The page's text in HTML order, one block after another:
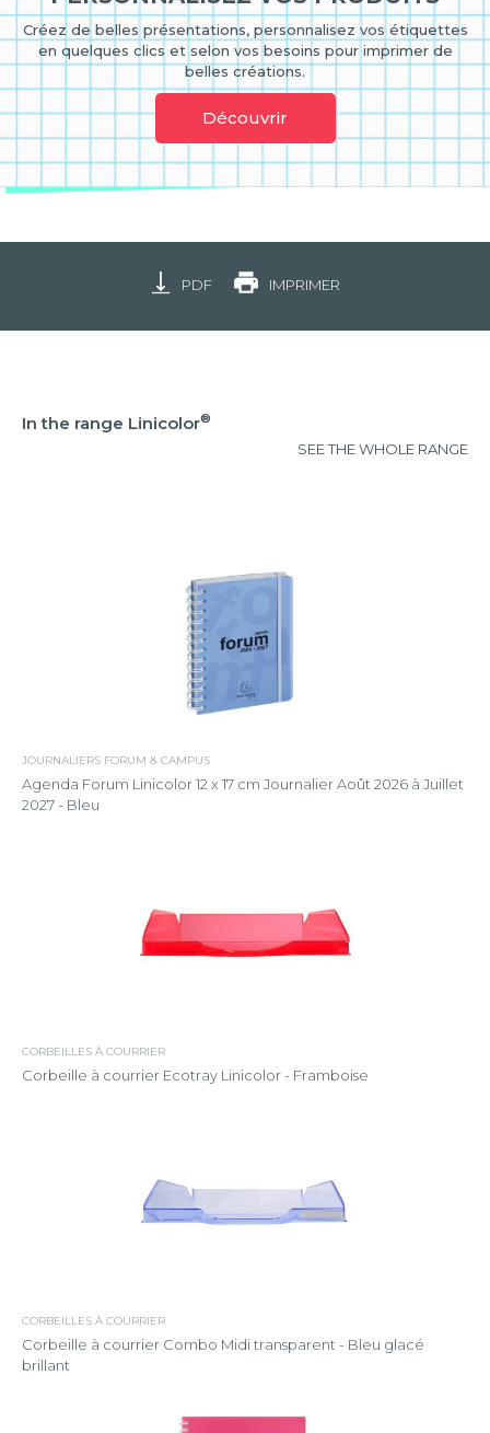
Créez de belles présentations, personnalisez vos étiquettes
en quelques clics et selon vos besoins pour imprimer de
belles créations.
Découvrir
PDF IMPRIMER
In the range Linicolor®
SEE THE WHOLE RANGE
JOURNALIERS FORUM & CAMPUS
Agenda Forum Linicolor 12 x 17 cm Journalier Août 2026 à Juillet
2027 - Bleu
CORBEILLES À COURRIER
Corbeille à courrier Ecotray Linicolor - Framboise
CORBEILLES À COURRIER
Corbeille à courrier Combo Midi transparent - Bleu glacé
brillant